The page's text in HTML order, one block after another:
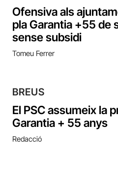
Ofensiva als
pla Garantia +55 de
sense subsidi
Tomeu Ferrer
BREUS
El PSC assumeix la
Garantia + 55 anys
Redacció